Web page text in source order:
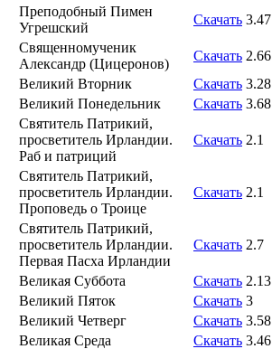
Преподобный Пимен
Угрешский
Скачать 3.47
Священномученик
Александр (Цицеронов)
Скачать 2.66
Великий Вторник
Скачать 3.28
Великий Понедельник
Скачать 3.68
Святитель Патрикий,
просветитель Ирландии.
Раб и патриций
Скачать 2.1
Святитель Патрикий,
просветитель Ирландии.
Проповедь о Троице
Скачать 2.1
Святитель Патрикий,
просветитель Ирландии.
Первая Пасха Ирландии
Скачать 2.7
Великая Суббота Скачать 2.13
Великий Пяток
Скачать 3
Великий Четверг
Скачать 3.58
Великая Среда
Скачать 3.46